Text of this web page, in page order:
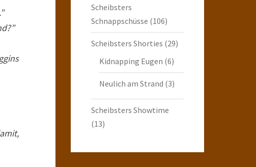
Scheibsters
Schnappschüsse (106)
Scheibsters Shorties (29)
Kidnapping Eugen (6)
Neulich am Strand (3)
Scheibsters Showtime
(13)